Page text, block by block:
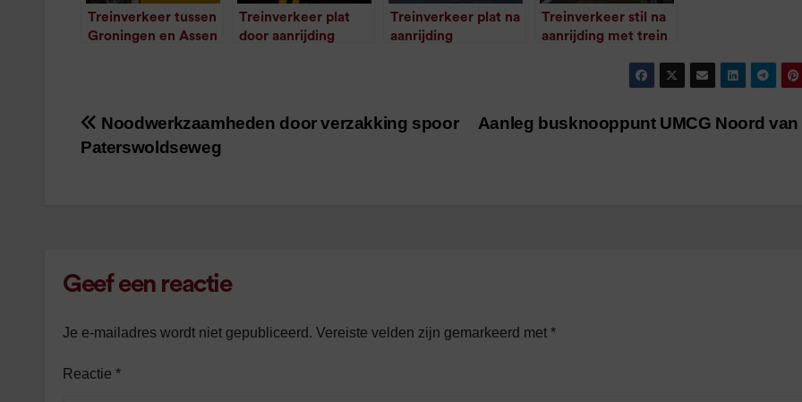
Treinverkeer tussen
Groningen en Assen
Treinverkeer plat
door aanrijding
Treinverkeer plat na
aanrijding
Treinverkeer stil na
aanrijding met trein
minuut leestijd
Bericht
Aanleg busknooppunt UMCG Noord van
Noodwerkzaamheden door verzakking spoor
Paterswoldseweg
Geef een reactie
Je e-mailadres wordt niet gepubliceerd. Vereiste velden zijn gemarkeerd met *
Reactie *